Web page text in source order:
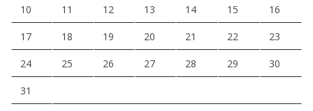
10 11 12 13 14 15 16
17 18 19 20 21 22 23
24 25 26 27 28 29 30
31